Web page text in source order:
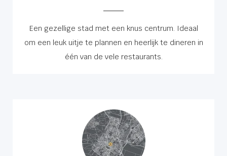
Een gezellige stad met een knus centrum. Ideaal
om een leuk uitje te plannen en heerlijk te dineren in
één van de vele restaurants.